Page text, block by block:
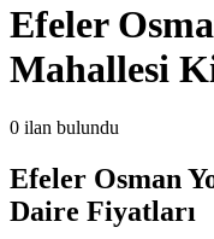
Efeler
Mahallesi
0 ilan bulundu
Efeler Osman
Daire Fiyatları